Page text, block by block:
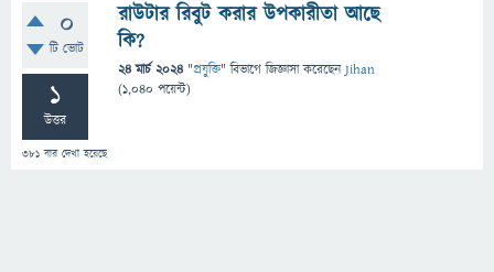
0
টি ভোট
1
উত্তর
381 বার দেখা হয়েছে
রাউটার রিবুট করার উপকারীতা আছে
কি?
24 মার্চ 2024 "প্রযুক্তি" বিভাগে জিজ্ঞাসাকরেছেনJihan
(1,040 পয়েন্ট)